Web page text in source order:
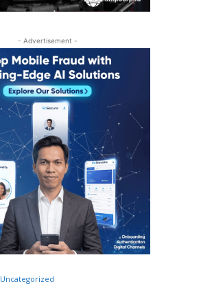
- Advertisement -
Uncategorized